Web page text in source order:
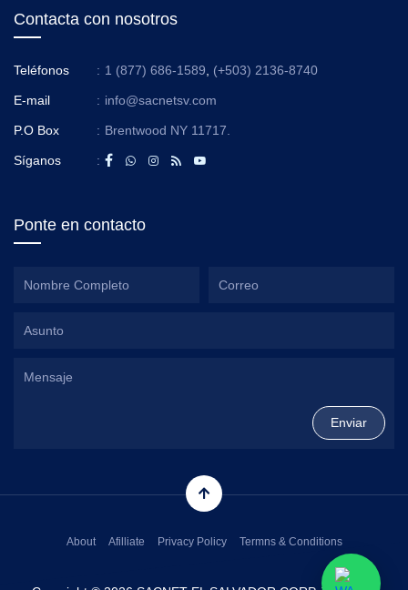
Contacta con nosotros
Teléfonos : 1 (877) 686-1589 (+503) 2136-8740
E-mail : info@sacnetsv.com
P.O Box : Brentwood NY 11717.
Síganos :
Ponte en contacto
About Afilliate Privacy Policy Termns & Conditions